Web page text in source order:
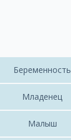
Беременность
Младенец
Малыш